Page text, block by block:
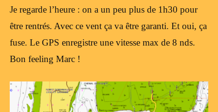
Je regarde l’heure : on a un peu plus de 1h30 pour
être rentrés. Avec ce vent ça va être garanti. Et oui, ça
fuse. Le GPS enregistre une vitesse max de 8 nds.
Bon feeling Marc !